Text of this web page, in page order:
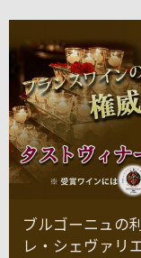
ブルゴーニュの
レ・シェヴァリ